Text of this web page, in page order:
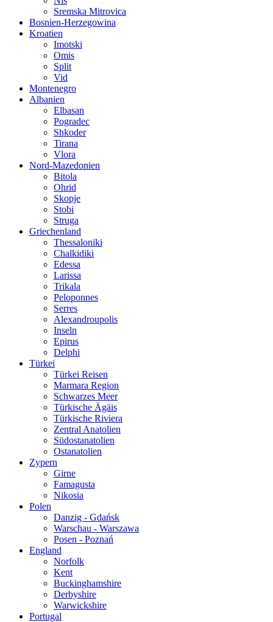
Sremska Mitrovica
Bosnien-Herzegowina
Kroatien
Imotski
Omis
Split
Vid
Montenegro
Albanien
Elbasan
Pogradec
Shkoder
Tirana
Vlora
Nord-Mazedonien
Bitola
Ohrid
Skopje
Stobi
Struga
Griechenland
Thessaloniki
Chalkidiki
Edessa
Larissa
Trikala
Peloponnes
Serres
Alexandroupolis
Inseln
Epirus
Delphi
Türkei
Türkei Reisen
Marmara Region
Schwarzes Meer
Türkische Ägäis
Türkische Riviera
Zentral Anatolien
Südostanatolien
Ostanatolien
Zypern
Girne
Famagusta
Nikosia
Polen
Danzig - Gdańsk
Warschau - Warszawa
Posen - Poznań
England
Norfolk
Kent
Buckinghamshire
Derbyshire
Warwickshire
Portugal